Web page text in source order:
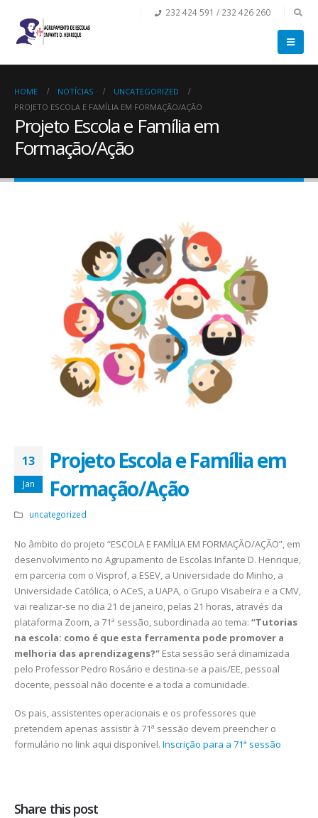
232 424 591 / 232 426 260
HOME NOTÍCIAS
UNCATEGORIZED
PROJETO ESCOLA E FAMÍLIA EM FORMAÇÃO/AÇÃO
Projeto Escola e Família em
Formação/Ação
13
Jan
Projeto Escola e Família em
Formação/Ação
uncategorized
No âmbito do projeto “ESCOLA E FAMÍLIA EM FORMAÇÃO/AÇÃO”, em
desenvolvimento no Agrupamento de Escolas Infante D. Henrique,
em parceria com o Visprof, a ESEV, a Universidade do Minho, a
Universidade Católica, o ACeS, a UAPA, o Grupo Visabeira e a CMV,
vai realizar-se no dia 21 de janeiro, pelas 21 horas, através da
plataforma Zoom, a 71ª sessão, subordinada ao tema: “Tutorias
na escola: como é que esta ferramenta pode promover a
melhoria das aprendizagens?” Esta sessão será dinamizada
pelo Professor Pedro Rosário e destina-se a pais/EE, pessoal
docente, pessoal não docente e a toda a comunidade.
Os pais, assistentes operacionais e os professores que
pretendem apenas assistir à 71ª sessão devem preencher o
formulário no link aqui disponível. Inscrição para a 71ª sessão
Share this post